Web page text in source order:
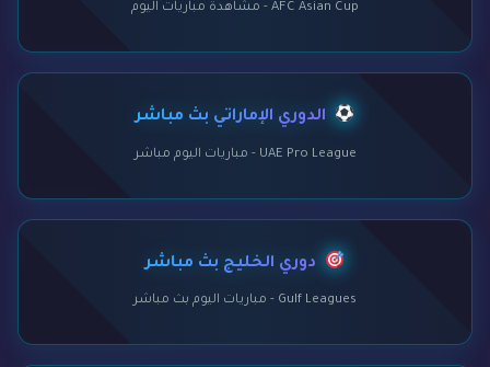
AFC Asian Cup - مشاهدة مباريات اليوم
الدوري الإماراتي بث مباشر
UAE Pro League - مباريات اليوم مباشر
دوري الخليج بث مباشر
Gulf Leagues - مباريات اليوم بث مباشر